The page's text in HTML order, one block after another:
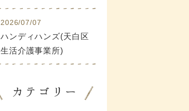
2026/07/07
ハンディハンズ(天白区
生活介護事業所)